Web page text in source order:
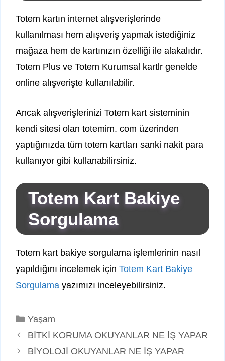
Totem kartın internet alışverişlerinde
kullanılması hem alışveriş yapmak istediğiniz
mağaza hem de kartınızın özelliği ile alakalıdır.
Totem Plus ve Totem Kurumsal kartlr genelde
online alışverişte kullanılabilir.
Ancak alışverişlerinizi Totem kart sisteminin
kendi sitesi olan totemim. com üzerinden
yaptığınızda tüm totem kartları sanki nakit para
kullanıyor gibi kullanabilirsiniz.
Totem Kart Bakiye
Sorgulama
Totem kart bakiye sorgulama işlemlerinin nasıl
yapıldığını incelemek için Totem Kart Bakiye
Sorgulama yazımızı inceleyebilirsiniz.
Kategoriler
Yaşam
BİTKİ KORUMA OKUYANLAR NE İŞ YAPAR
BİYOLOJİ OKUYANLAR NE İŞ YAPAR